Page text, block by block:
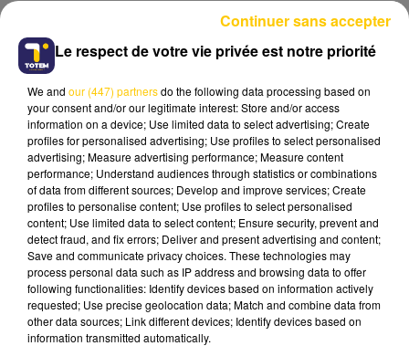
Lecture (5 min 36 sec)
22 juillet 2024 - 5 min 36 sec
L'INFO DE LA LOZÈRE DU 22/07/24 À
19H00
L'info de la Lozère
Le respect de votre vie privée est notre priorité
We and our (447) partnersdo the following data processing based on
your consent and/or our legitimate interest: Store and/or access
information on a device; Use limited data to select advertising; Create
profiles for personalised advertising; Use profiles to select personalised
advertising; Measure advertising performance; Measure content
performance; Understand audiences through statistics or combinations
of data from different sources; Develop and improve services; Create
profiles to personalise content; Use profiles to select personalised
content; Use limited data to select content; Ensure security, prevent and
detect fraud, and fix errors; Deliver and present advertising and content;
Save and communicate privacy choices. These technologies may
process personal data such as IP address and browsing data to offer
following functionalities: Identify devices based on information actively
requested; Use precise geolocation data; Match and combine data from
other data sources; Link different devices; Identify devices based on
information transmitted automatically.
Continuer sans accepter